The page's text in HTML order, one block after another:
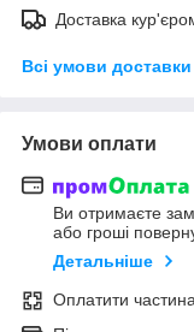
Доставка
Всі умови доставки
Умови оплати
Ви отримаєте
або гроші
Детальніше
Оплатити